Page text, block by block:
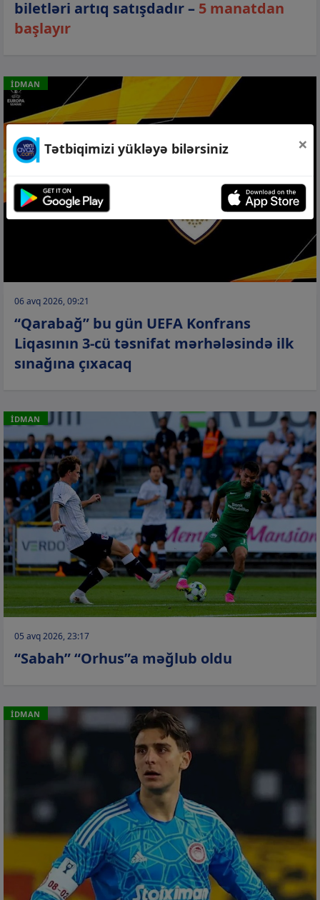
biletləri artıq satışdadır – 5 manatdan
başlayır
İDMAN
06 avq 2026, 09:21
“Qarabağ” bu gün UEFA Konfrans
Liqasının 3-cü təsnifat mərhələsində ilk
sınağına çıxacaq
İDMAN
05 avq 2026, 23:17
“Sabah” “Orhus”a məğlub oldu
İDMAN
Tətbiqimizi yükləyə bilərsiniz ×